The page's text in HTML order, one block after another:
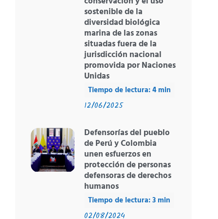
sostenible de la
diversidad biológica
marina de las zonas
situadas fuera de la
jurisdicción nacional
promovida por Naciones
Unidas
12/06/2025
Defensorías del pueblo
de Perú y Colombia
unen esfuerzos en
protección de personas
defensoras de derechos
humanos
02/08/2024